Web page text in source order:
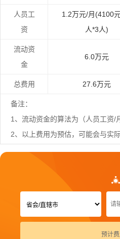
人员工
资
1.2万元/月(4100
人*3人)
流动资
金
6.0万元
总费用 27.6万元
备注：
1、流动资金的算法为（人员工资/
2、以上费用为预估，可能会与实
预计费